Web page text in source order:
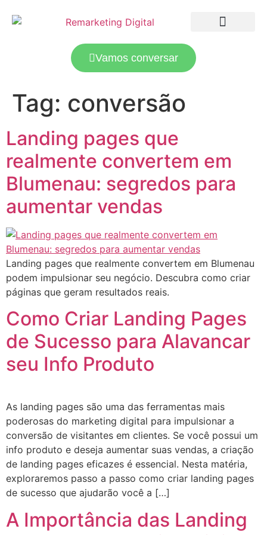
Vamos conversar
Tag: conversão
Landing pages que
realmente convertem em
Blumenau: segredos para
aumentar vendas
Landing pages que realmente convertem em Blumenau
podem impulsionar seu negócio. Descubra como criar
páginas que geram resultados reais.
Como Criar Landing Pages
de Sucesso para Alavancar
seu Info Produto
As landing pages são uma das ferramentas mais
poderosas do marketing digital para impulsionar a
conversão de visitantes em clientes. Se você possui um
info produto e deseja aumentar suas vendas, a criação
de landing pages eficazes é essencial. Nesta matéria,
exploraremos passo a passo como criar landing pages
de sucesso que ajudarão você a […]
A Importância das Landing